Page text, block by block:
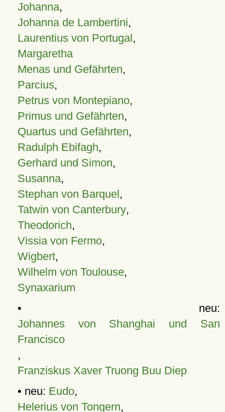
Johanna,
Johanna de Lambertini,
Laurentius von Portugal,
Margaretha
Menas und Gefährten,
Parcius,
Petrus von Montepiano,
Primus und Gefährten,
Quartus und Gefährten,
Radulph Ebifagh,
Gerhard und Simon,
Susanna,
Stephan von Barquel,
Tatwin von Canterbury,
Theodorich,
Vissia von Fermo,
Wigbert,
Wilhelm von Toulouse,
Synaxarium
• neu:
Johannes von Shanghai und San
Francisco
,
Franziskus Xaver Truong Buu Diep
• neu: Eudo,
Helerius von Tongern,